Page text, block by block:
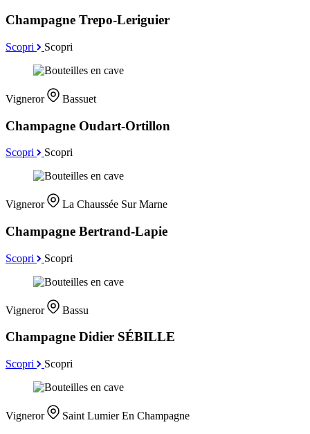
Champagne Trepo-Leriguier
Scopri Scopri
Vigneror Bassuet
Champagne Oudart-Ortillon
Scopri Scopri
Vigneror La Chaussée Sur Marne
Champagne Bertrand-Lapie
Scopri Scopri
Vigneror Bassu
Champagne Didier SÉBILLE
Scopri Scopri
Vigneror Saint Lumier En Champagne